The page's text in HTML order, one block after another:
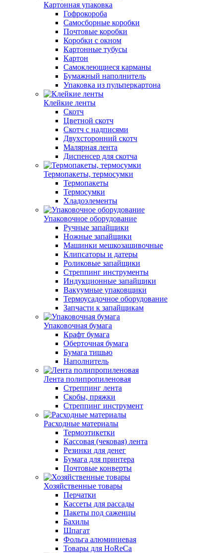
Картонная упаковка
Гофрокороба
Самосборные коробки
Почтовые коробки
Коробки с окном
Картонные тубусы
Картон
Самоклеющиеся карманы
Бумажный наполнитель
Упаковка из пульперкартона
Клейкие ленты
Скотч
Цветной скотч
Скотч с надписями
Двухсторонний скотч
Малярная лента
Диспенсер для скотча
Термопакеты, термосумки
Термопакеты
Термосумки
Хладоэлементы
Упаковочное оборудование
Ручные запайщики
Ножные запайщики
Машинки мешкозашивочные
Клипсаторы и датеры
Роликовые запайщики
Стреппинг инструменты
Индукционные запайщики
Вакуумные упаковщики
Термоусадочное оборудование
Запчасти к запайщикам
Упаковочная бумага
Крафт бумага
Оберточная бумага
Бумага тишью
Наполнитель
Лента полипропиленовая
Стреппинг лента
Скобы, пряжки
Стреппинг инструмент
Расходные материалы
Термоэтикетки
Кассовая (чековая) лента
Резинки для денег
Бумага для принтера
Почтовые конверты
Хозяйственные товары
Перчатки
Кассеты для рассады
Пакеты под саженцы
Бахилы
Шпагат
Фольга алюминиевая
Товары для HoReCa